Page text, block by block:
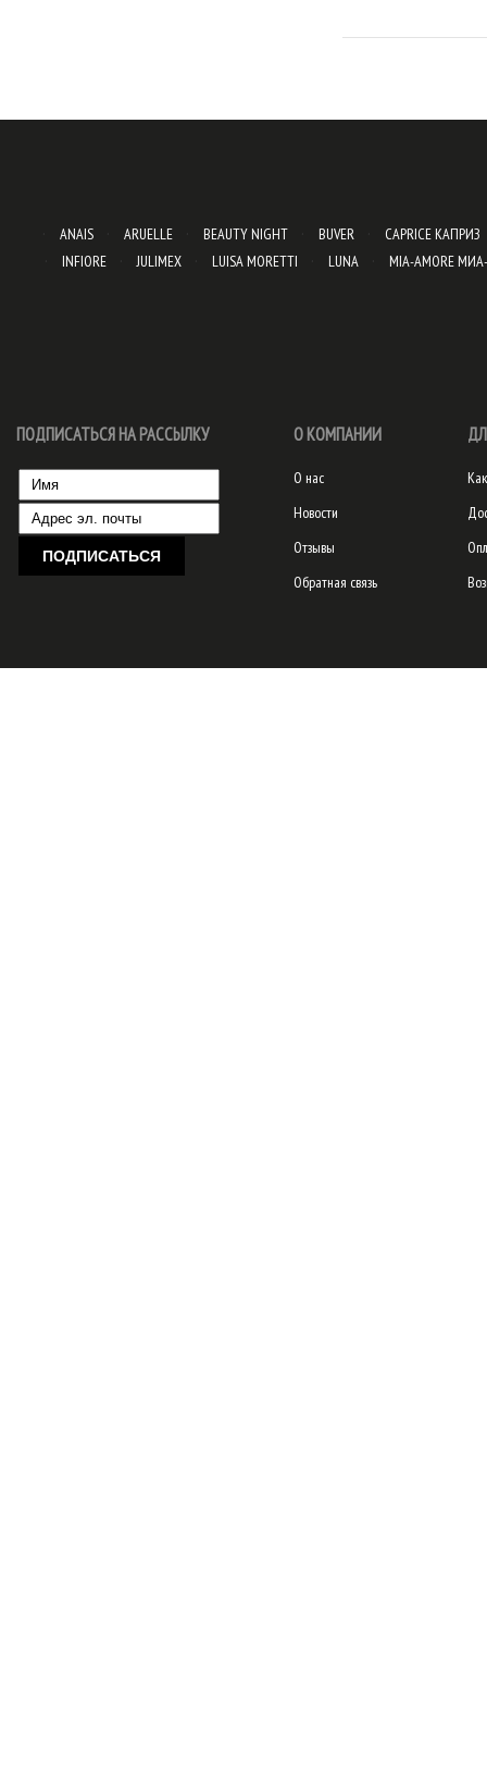
ANAIS ARUELLE BEAUTY NIGHT BUVER
CAPRICE КАПРИЗ
INFIORE
JULIMEX LUISA MORETTI LUNA MIA-AMORE
ПОДПИСАТЬСЯ НА РАССЫЛКУ О КОМПАНИИ
О нас
Новости
Отзывы
Обратная связь